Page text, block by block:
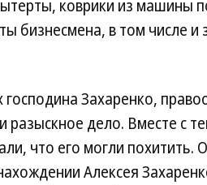
коврики из машины
бизнесмена, в том числе и
Захаренко,
разыскное дело. Вместе с
что его могли похитить.
Алексея